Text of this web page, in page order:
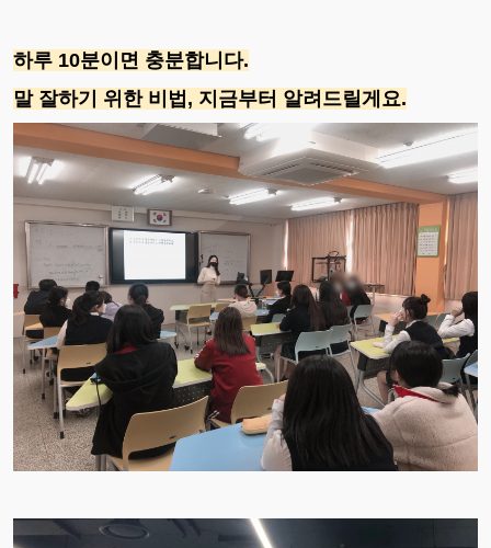
하루 10분이면 충분합니다.
말 잘하기 위한 비법, 지금부터 알려드릴게요.